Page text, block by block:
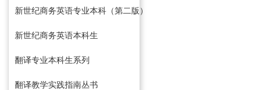
新世纪商务英语专业本科（第二版）
新世纪商务英语本科生
翻译专业本科生系列
翻译教学实践指南丛书